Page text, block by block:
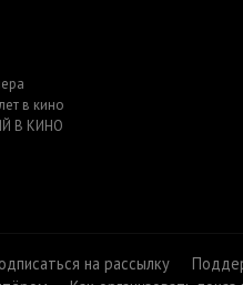
в кино
В КИНО
на рассылку